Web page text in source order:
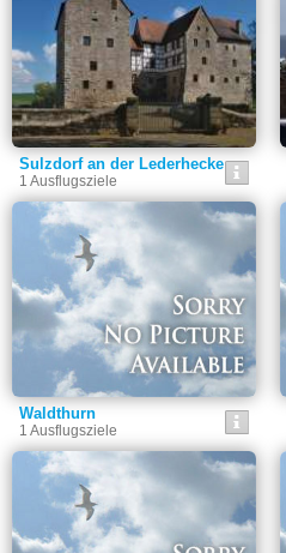
Sulzdorf an der Lederhecke
1 Ausflugsziele
Waldthurn
1 Ausflugsziele